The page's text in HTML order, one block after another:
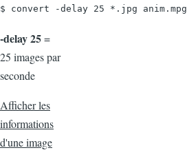
$ convert -delay 25 *.jpg anim.mpg
-delay 25=
25 images par
seconde
Afficher les
informations
d'une image